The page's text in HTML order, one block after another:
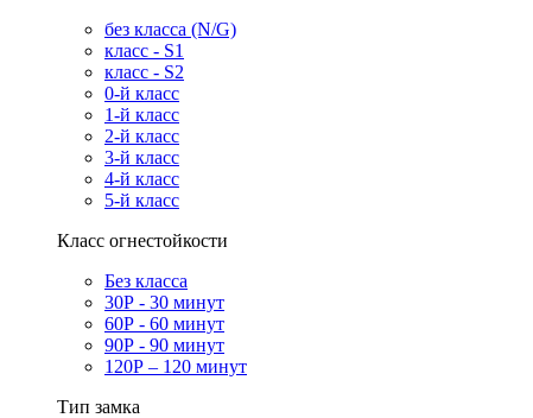
без класса (N/G)
класс - S1
класс - S2
0-й класс
1-й класс
2-й класс
3-й класс
4-й класс
5-й класс
Класс огнестойкости
Без класса
30Р - 30 минут
60Р - 60 минут
90Р - 90 минут
120Р – 120 минут
Тип замка